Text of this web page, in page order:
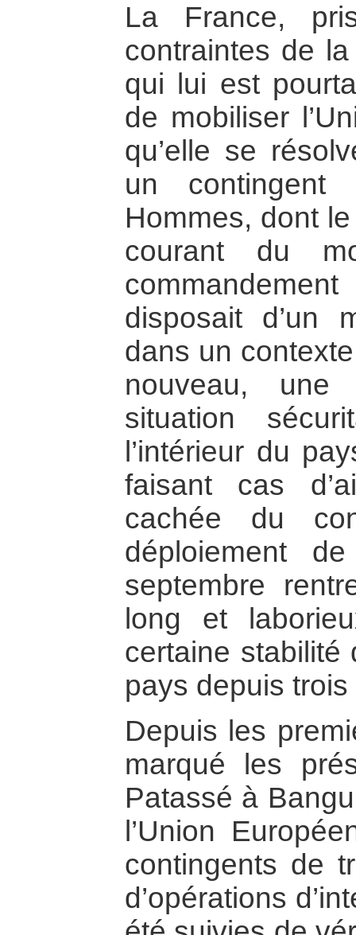
La France,
contraintes de
qui lui est
de mobiliser
qu’elle se
un contingent
Hommes, dont
courant du
disposait d’un
dans un
nouveau,
situation
l’intérieur du
faisant cas
cachée du
déploiement
septembre
long et
certaine stabilité
pays depuis
Depuis les
marqué les
Patassé à
l’Union
contingents de
d’opérations